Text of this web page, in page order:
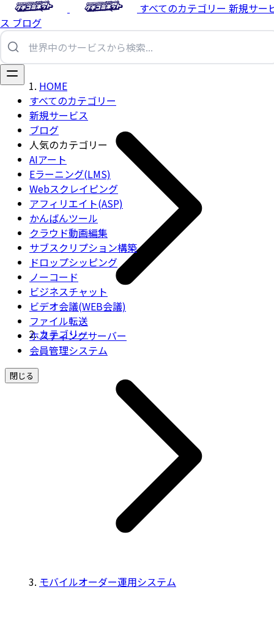
すべてのカテゴリー 新規サー
ス ブログ
すべてのカテゴリー
新規サービス
ブログ
人気のカテゴリー
AIアート
Eラーニング(LMS)
Webスクレイピング
アフィリエイト(ASP)
かんばんツール
クラウド動画編集
サブスクリプション構築
ドロップシッピング
ノーコード
ビジネスチャット
ビデオ会議(WEB会議)
ファイル転送
ホスティングサーバー
会員管理システム
閉じる
HOME
カテゴリー
モバイルオーダー運用システム